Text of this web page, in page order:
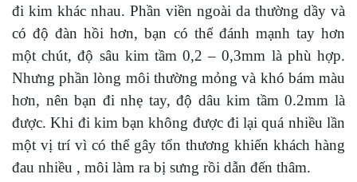
đi kim khác nhau. Phần viền ngoài da thường dầy và
có độ đàn hồi hơn, bạn có thể đánh mạnh tay hơn
một chút, độ sâu kim tầm 0,2 – 0,3mm là phù hợp.
Nhưng phần lòng môi thường mỏng và khó bám màu
hơn, nên bạn đi nhẹ tay, độ dâu kim tầm 0.2mm là
được. Khi đi kim bạn không được đi lại quá nhiều lần
một vị trí vì có thể gây tổn thương khiến khách hàng
đau nhiều , môi làm ra bị sưng rồi dẫn đến thâm.